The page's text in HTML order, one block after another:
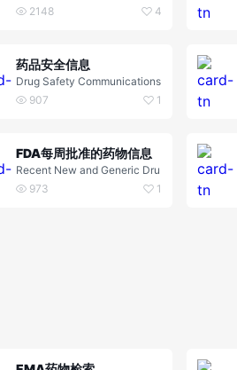
censed Biological Products
2148 4
药品安全信息
Drug Safety Communications
907
1
FDA每周批准的药物信息
Recent New and Generic Dru
g Approvals
973 1